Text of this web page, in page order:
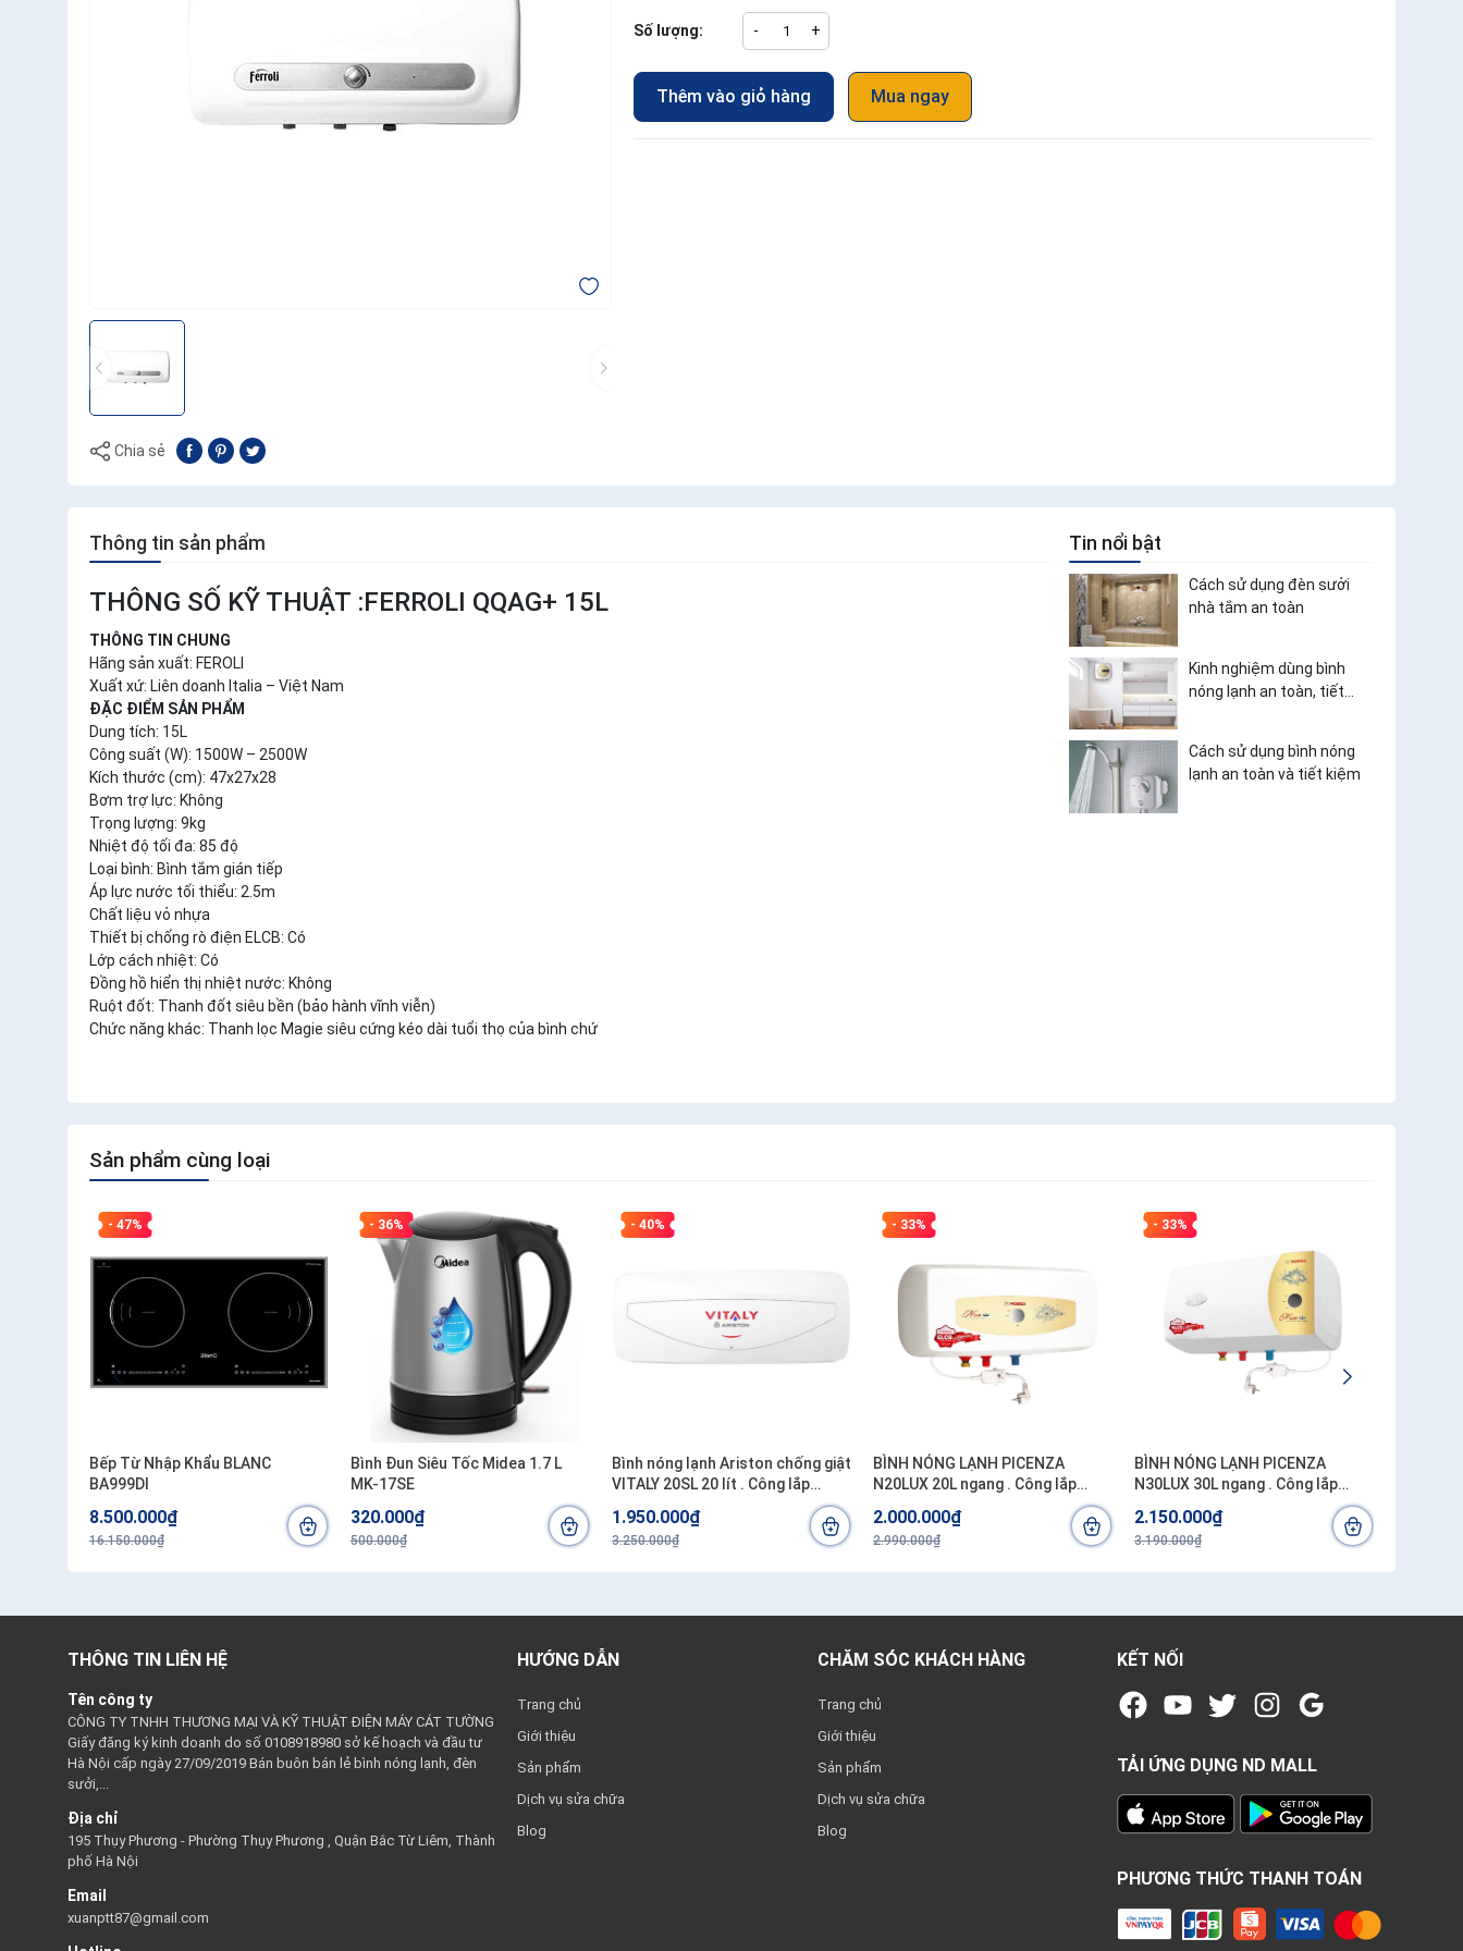
Chia sẻ
Số lượng: - +
Thêm vào giỏ hàng Mua ngay
Thông tin sản phẩm
THÔNG SỐ KỸ THUẬT :FERROLI QQAG+ 15L
THÔNG TIN CHUNG
Hãng sản xuất: FEROLI
Xuất xứ: Liên doanh Italia – Việt Nam
ĐẶC ĐIỂM SẢN PHẨM
Dung tích: 15L
Công suất (W): 1500W – 2500W
Kích thước (cm): 47x27x28
Bơm trợ lực: Không
Trọng lượng: 9kg
Nhiệt độ tối đa: 85 độ
Loại bình: Bình tắm gián tiếp
Áp lực nước tối thiểu: 2.5m
Chất liệu vỏ nhựa
Thiết bị chống rò điện ELCB: Có
Lớp cách nhiệt: Có
Đồng hồ hiển thị nhiệt nước: Không
Ruột đốt: Thanh đốt siêu bền (bảo hành vĩnh viễn)
Chức năng khác: Thanh lọc Magie siêu cứng kéo dài tuổi thọ của bình chứ
Tin nổi bật
Cách sử dụng đèn sưởi
nhà tắm an toàn
Kinh nghiệm dùng bình
nóng lạnh an toàn, tiết
Cách sử dụng bình nóng
lạnh an toàn và tiết kiệm
Sản phẩm cùng loại
- 47%
Bếp Từ Nhập Khẩu BLANC
BA999DI
8.500.000₫
16.150.000₫
- 36%
Bình Đun Siêu Tốc Midea 1.7 L
MK-17SE
320.000₫
500.000₫
- 40%
Bình nóng lạnh Ariston chống giật
VITALY 20SL 20 lít . Công lắp
1.950.000₫
3.250.000₫
- 33%
BÌNH NÓNG LẠNH PICENZA
N20LUX 20L ngang . Công lắp
2.000.000₫
2.990.000₫
- 33%
BÌNH NÓNG LẠNH PICENZA
N30LUX 30L ngang . Công lắp
2.150.000₫
3.190.000₫
THÔNG TIN LIÊN HỆ
Tên công ty
CÔNG TY TNHH THƯƠNG MẠI VÀ KỸ THUẬT ĐIỆN MÁY CÁT TƯỜNG
Giấy đăng ký kinh doanh do số 0108918980 sở kế hoạch và đầu tư
Hà Nội cấp ngày 27/09/2019 Bán buôn bán lẻ bình nóng lạnh, đèn
sưởi,...
Địa chỉ
195 Thụy Phương - Phường Thụy Phương , Quận Bắc Từ Liêm, Thành
phố Hà Nội
Email
xuanptt87@gmail.com
HƯỚNG DẪN
Trang chủ
Giới thiệu
Sản phẩm
Dịch vụ sửa chữa
Blog
CHĂM SÓC KHÁCH HÀNG
Trang chủ
Giới thiệu
Sản phẩm
Dịch vụ sửa chữa
Blog
KẾT NỐI
TẢI ỨNG DỤNG ND MALL
PHƯƠNG THỨC THANH TOÁN